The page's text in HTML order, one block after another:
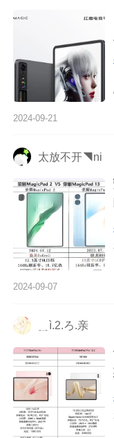
2024-09-21
太放不开◥ni
2024-09-07
﹎ì.2.ろ.亲